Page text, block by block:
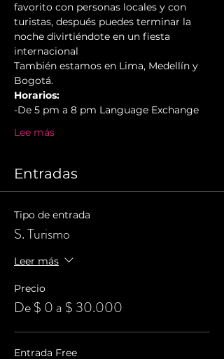
favorito con personas locales y con
turistas, después puedes terminar la
noche divirtiéndote en un fiesta
internacional
También estamos en Lima, Medellín y
Bogotá.
Horarios:
-De 5 pm a 8 pm Language Exchange
Lee más
Entradas
Tipo de entrada
S. Turismo
Leer más
Precio
De $ 0 a $ 30.000
Entrada Free